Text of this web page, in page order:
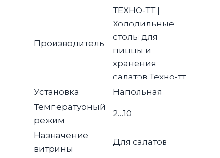
Производитель
ТЕХНО-ТТ |
Холодильные
столы для
пиццы и
хранения
салатов Техно-тт
Установка
Напольная
Температурный
режим
2…10
Назначение
витрины
Для салатов